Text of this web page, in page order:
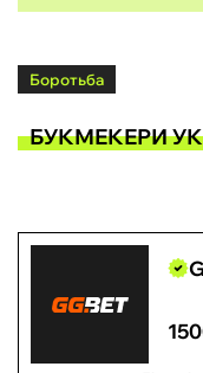
Боротьба
БУКМЕКЕРИ